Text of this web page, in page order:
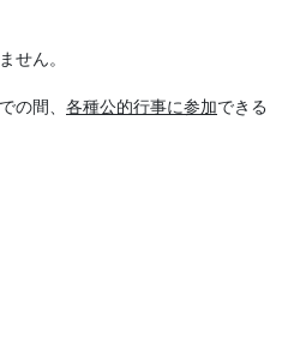
せん。
の間、 各種公的行事に参加できる